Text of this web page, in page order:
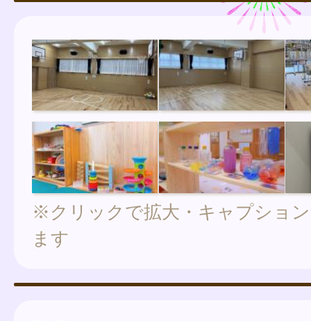
※クリックで拡大・キャプショ
ます